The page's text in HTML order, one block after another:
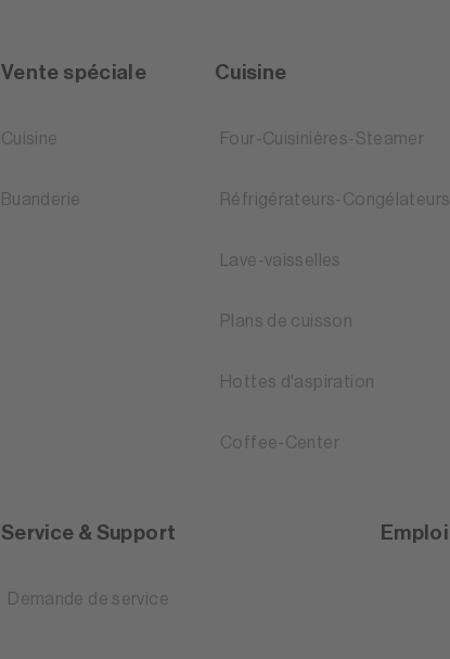
Vente spéciale
Cuisine
Buanderie
Cuisine
Four-Cuisinières-Steamer
Réfrigérateurs-Congélateurs
Lave-vaisselles
Plans de cuisson
Hottes d'aspiration
Coffee-Center
Service & Support
Demande de service